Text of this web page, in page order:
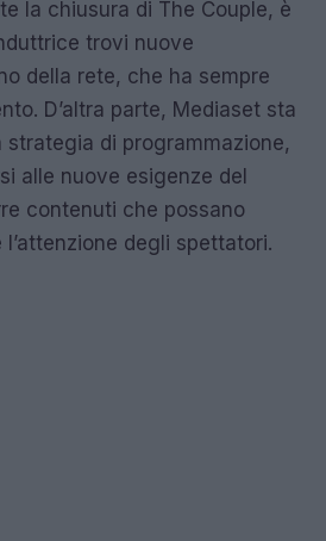
la chiusura di The Couple, è
trovi nuove
della rete, che ha sempre
D’altra parte, Mediaset sta
strategia di programmazione,
alle nuove esigenze del
contenuti che possano
degli spettatori.